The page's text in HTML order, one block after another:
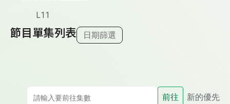
L11
節目單集列表 日期篩選
前往 新的優先